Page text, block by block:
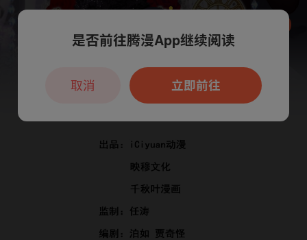
本章节仅支持App阅读，可打开App新用
户7天免费看
是否前往腾漫App继续阅读
立即前往
取消